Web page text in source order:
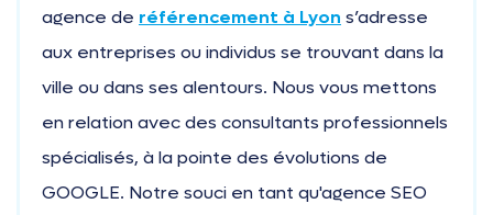
agence de référencement à Lyon s’adresse
aux entreprises ou individus se trouvant dans la
ville ou dans ses alentours. Nous vous mettons
en relation avec des consultants professionnels
spécialisés, à la pointe des évolutions de
GOOGLE. Notre souci en tant qu'agence SEO